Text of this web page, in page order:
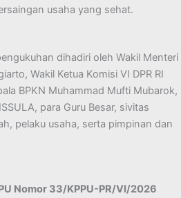
usaha yang sehat.
dihadiri oleh Wakil Menteri
Wakil Ketua Komisi VI DPR RI
BPKN Muhammad Mufti Mubarok,
para Guru Besar, sivitas
pelaku usaha, serta pimpinan dan
Nomor 33/KPPU-PR/VI/2026